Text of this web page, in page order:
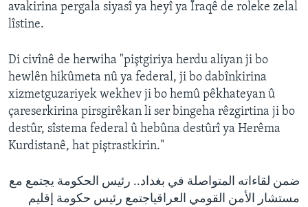
avakirina pergala siyasî ya heyî ya Îraqê de roleke zelal
lîstine.
Di civînê de herwiha "piştgiriya herdu aliyan ji bo
hewlên hikûmeta nû ya federal, ji bo dabînkirina
xizmetguzariyek wekhev ji bo hemû pêkhateyan û
çareserkirina pirsgirêkan li ser bingeha rêzgirtina ji bo
destûr, sîstema federal û hebûna destûrî ya Herêma
Kurdistanê, hat piştrastkirin."
ضمن لقاءاته المتواصلة في بغداد.. رئيس الحكومة يجتمع مع
مستشار الأمن القومي العراقياجتمع رئيس حكومة إقليم